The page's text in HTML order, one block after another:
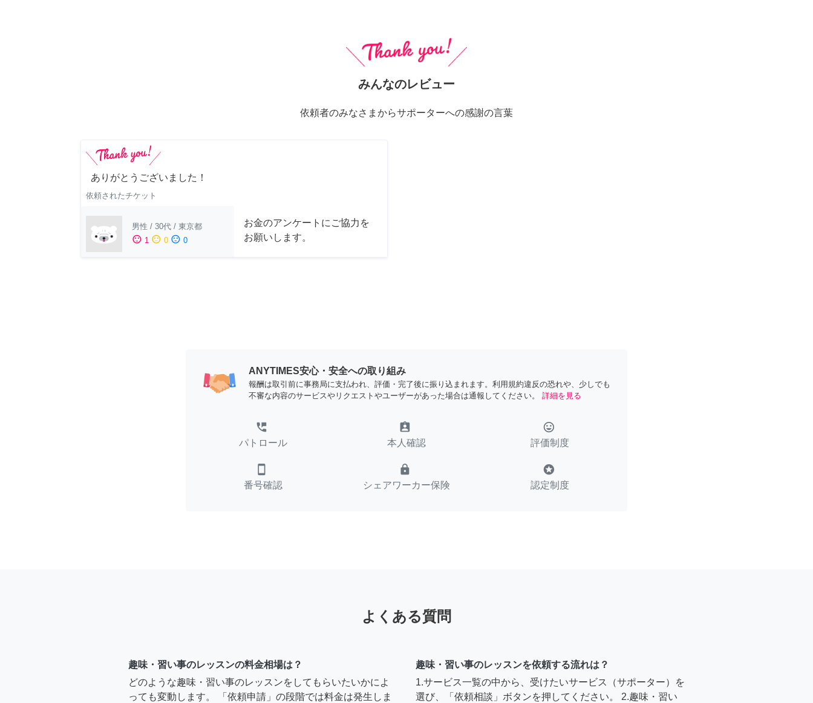
みんなのレビュー
依頼者のみなさまからサポーターへの感謝の言葉
ありがとうございました！
依頼されたチケット
男性 / 30代 / 東京都
sentiment_satisfied 1 sentiment_neutral 0 sentiment_dissatisfied 0
お金のアンケートにご協力を
お願いします。
ANYTIMES安心・安全への取り組み
報酬は取引前に事務局に支払われ、評価・完了後に振り込まれます。利用規約違反の恐れや、少しでも
不審な内容のサービスやリクエストやユーザーがあった場合は通報してください。
詳細を見る
perm_phone_msg
パトロール
assignment_ind
本人確認
tag_faces
評価制度
smartphone
番号確認
lock
シェアワーカー保険
stars
認定制度
よくある質問
趣味・習い事のレッスンの料金相場は？
どのような趣味・習い事のレッスンをしてもらいたいかによ
っても変動します。 「依頼申請」の段階では料金は発生しま
趣味・習い事のレッスンを依頼する流れは？
1.サービス一覧の中から、受けたいサービス（サポーター）を
選び、「依頼相談」ボタンを押してください。 2.趣味・習い